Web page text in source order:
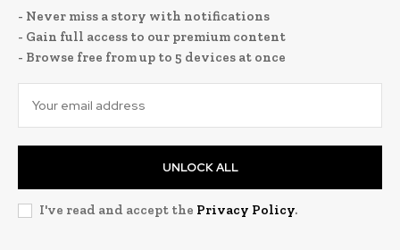
- Never miss a story with notifications
- Gain full access to our premium content
- Browse free from up to 5 devices at once
UNLOCK ALL
I've read and accept the Privacy Policy.